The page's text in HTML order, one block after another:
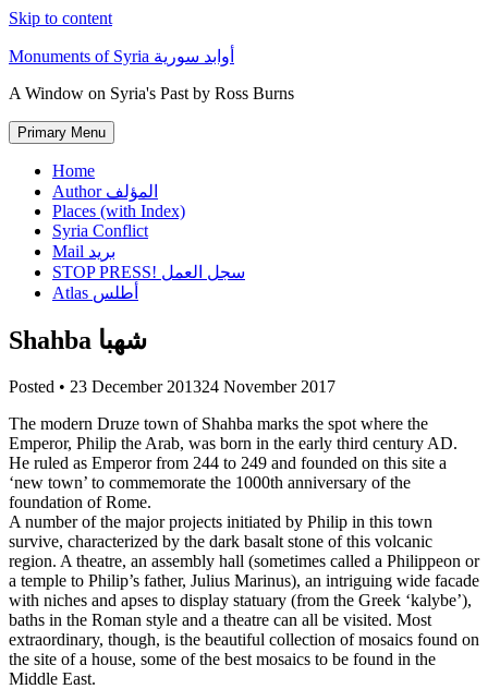
Skip to content
Monuments of Syria أوابد سورية
A Window on Syria's Past by Ross Burns
Primary Menu
Home
Author المؤلف
Places (with Index)
Syria Conflict
Mail بريد
STOP PRESS! سجل العمل
Atlas أطلس
Shahba شهبا
Posted • 23 December 201324 November 2017
The modern Druze town of Shahba marks the spot where the
Emperor, Philip the Arab, was born in the early third century AD.
He ruled as Emperor from 244 to 249 and founded on this site a
‘new town’ to commemorate the 1000th anniversary of the
foundation of Rome.
A number of the major projects initiated by Philip in this town
survive, characterized by the dark basalt stone of this volcanic
region. A theatre, an assembly hall (sometimes called a Philippeon or
a temple to Philip’s father, Julius Marinus), an intriguing wide facade
with niches and apses to display statuary (from the Greek ‘kalybe’),
baths in the Roman style and a theatre can all be visited. Most
extraordinary, though, is the beautiful collection of mosaics found on
the site of a house, some of the best mosaics to be found in the
Middle East.